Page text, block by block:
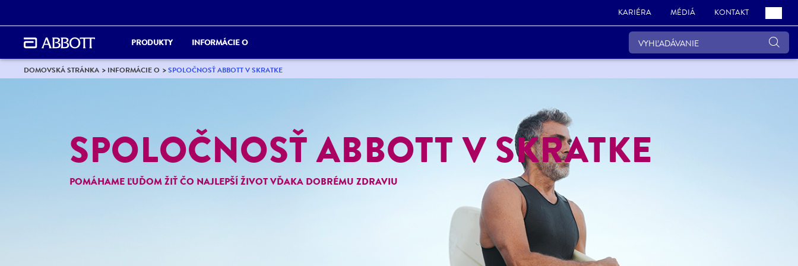
KARIÉRA MÉDIÁ KONTAKT
PRODUKTY INFORMÁCIE O
DOMOVSKÁ STRÁNKA INFORMÁCIE O SPOLOČNOSŤ ABBOTT V SKRATKE
SPOLOČNOSŤ ABBOTT V SKRATKE
POMÁHAME ĽUĎOM ŽIŤ ČO NAJLEPŠÍ ŽIVOT VĎAKA DOBRÉMU ZDRAVIU